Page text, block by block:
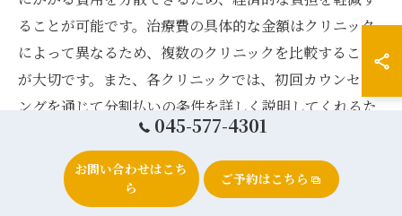
ることが可能です。治療費の具体的な金額はクリニック
によって異なるため、複数のクリニックを比較すること
が大切です。また、各クリニックでは、初回カウンセリ
ングを通じて分割払いの条件を詳しく説明してくれるた
め、しっかりと確認することがポイントです。口コミや
評価を参考にして、通いやすく信頼できるクリニックを
選び、自分に合った治療プランを探してみましょう。
045-577-4301
お問い合わせはこち
ら
ご予約はこちら